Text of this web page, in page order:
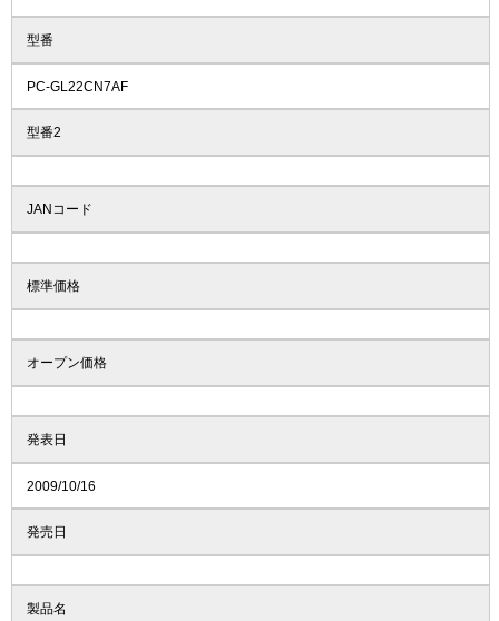
型番
PC-GL22CN7AF
型番2
JANコード
標準価格
オープン価格
発表日
2009/10/16
発売日
製品名